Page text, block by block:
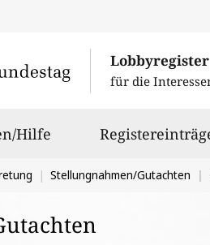
Lobbyregister
für die
Hilfe
Stellungnahmen/Gutachten